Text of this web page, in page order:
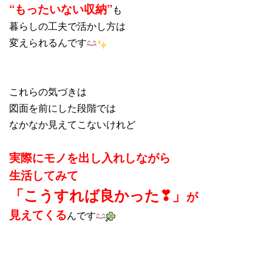
“もったいない収納”も
暮らしの工夫で活かし方は
変えられるんです
これらの気づきは
図面を前にした段階では
なかなか見えてこないけれど
実際にモノを出し入れしながら
生活してみて
「こうすれば良かった❣」 が
見えてくるんです